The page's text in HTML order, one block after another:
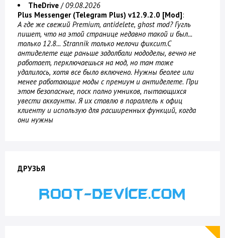
TheDrive /09.08.2026
Plus Messenger (Telegram Plus) v12.9.2.0 [Mod]:
А где же свежий Premium, antidelete, ghost mod? Гугль
пишет, что на этой странице недавно такой и был...
только 12.8... Strannik только мелочи фиксит.С
антиделете еще раньше задолбали мододелы, вечно не
работает, перключаешься на мод, но там тоже
удалилось, хотя все было включено. Нужны беолее или
менее работающие моды с премиум и антиделете. При
этом безопасные, поск полно умников, пытающихся
увести аккаунты. Я их ставлю в параллель к офиц
клиенту и использую для расширенных функций, когда
они нужны
ДРУЗЬЯ